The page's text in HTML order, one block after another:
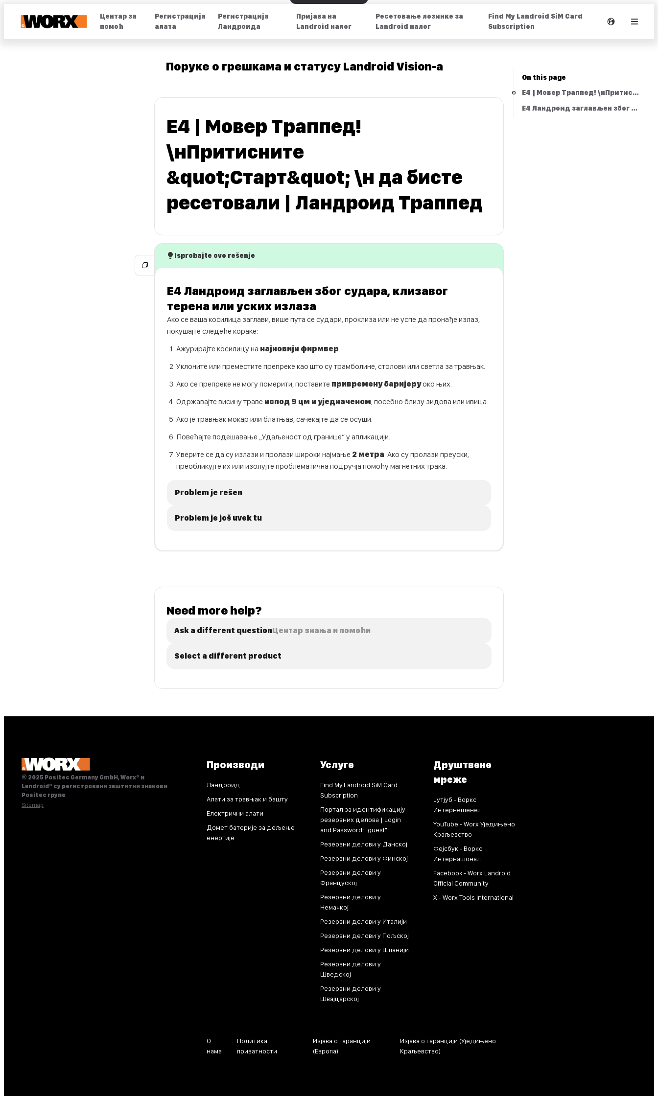
Центар за
помоћ
Регистрација
алата
Регистрација
Ландроида
Пријава на
Landroid налог
Ресетовање лозинке за
Landroid налог
Find My Landroid SiM Card
Subscription
Поруке о грешкама и статусу Landroid Vision-а
Е4 | Мовер Траппед!
\нПритисните
&quot;Старт&quot; \н да бисте
ресетовали | Ландроид Траппед
Isprobajte ovo rešenje
Е4 Ландроид заглављен због судара, клизавог
терена или уских излаза
Ако се ваша косилица заглави, више пута се судари, проклиза или не успе да пронађе излаз,
покушајте следеће кораке:
Ажурирајте косилицу на најновији фирмвер.
Уклоните или преместите препреке као што су трамболине, столови или светла за травњак.
Ако се препреке не могу померити, поставите привремену баријеруоко њих.
Одржавајте висину траве испод 9 цм и уједначеном, посебно близу зидова или ивица.
Ако је травњак мокар или блатњав, сачекајте да се осуши.
Повећајте подешавање „Удаљеност од границе“ у апликацији.
Уверите се да су излази и пролази широки најмање 2 метра. Ако су пролази преуски,
преобликујте их или изолујте проблематична подручја помоћу магнетних трака.
Problem je rešen
Problem je još uvek tu
Need more help?
Ask a different questionЦентар знања и помоћи
Select a different product
On this page
Е4 | Мовер Траппед! \нПритисните
Е4 Ландроид заглављен због
© 2025 Positec Germany GmbH, Worx® и
Landroid® су регистровани заштитни знакови
Positec групе
Sitemap
Производи
Ландроид
Алати за травњак и башту
Електрични алати
Домет батерије за дељење
енергије
Услуге
Find My Landroid SiM Card
Subscription
Портал за идентификацију
резервних делова | Login
and Password: "guest"
Резервни делови у Данској
Резервни делови у Финској
Резервни делови у
Француској
Резервни делови у
Немачкој
Резервни делови у Италији
Резервни делови у Пољској
Резервни делови у Шпанији
Резервни делови у
Шведској
Резервни делови у
Швајцарској
Друштвене
мреже
Јутјуб - Воркс
Интернешенел
YouTube - Worx Уједињено
Краљевство
Фејсбук - Воркс
Интернашонал
Facebook - Worx Landroid
Official Community
X - Worx Tools International
О
нама
Политика
приватности
Изјава о гаранцији
(Европа)
Изјава о гаранцији (Уједињено
Краљевство)